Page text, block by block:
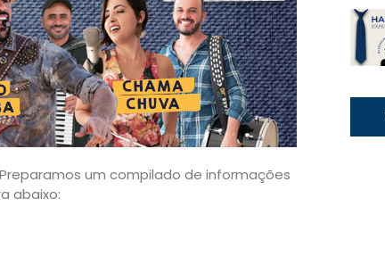
um compilado de informações
abaixo: